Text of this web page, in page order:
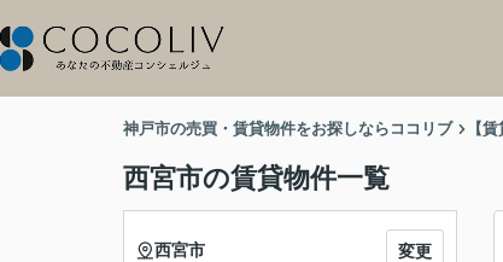
神戸市の売買・賃貸物件をお探しならココリブ 【
西宮市の賃貸物件一覧
西宮市 変更